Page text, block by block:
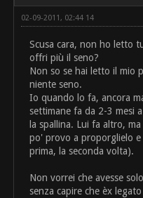
02-09-2011, 02:44 14
Scusa cara, non ho letto
offri più il seno?
Non so se hai letto il mio
niente seno.
Io quando lo fa, ancora
settimane fa da 2-3 mesi
la spallina. Lui fa altro,
po' provo a proporglielo
prima, la seconda volta).
Non vorrei che avesse
senza capire che èx